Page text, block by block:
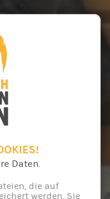
Daten.
die auf
werden. Sie